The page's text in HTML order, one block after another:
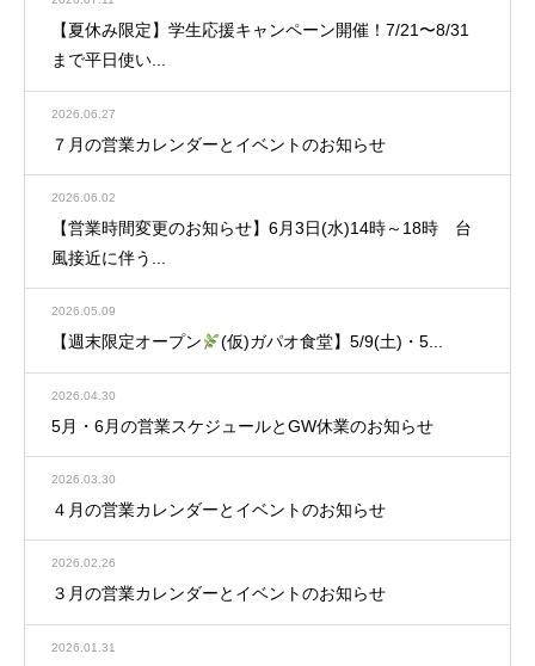
【夏休み限定】学生応援キャンペーン開催！7/21〜8/31
まで平日使い...
2026.06.27
７月の営業カレンダーとイベントのお知らせ
2026.06.02
【営業時間変更のお知らせ】6月3日(水)14時～18時 台
風接近に伴う...
2026.05.09
【週末限定オープン (仮)ガパオ食堂】5/9(土)・5...
2026.04.30
5月・6月の営業スケジュールとGW休業のお知らせ
2026.03.30
４月の営業カレンダーとイベントのお知らせ
2026.02.26
３月の営業カレンダーとイベントのお知らせ
2026.01.31